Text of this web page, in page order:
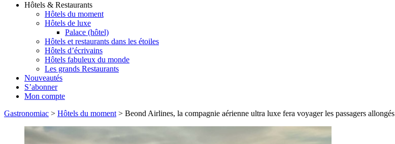
Hôtels & Restaurants
Hôtels du moment
Hôtels de luxe
Palace (hôtel)
Hôtels et restaurants dans les étoiles
Hôtels d’écrivains
Hôtels fabuleux du monde
Les grands Restaurants
Nouveautés
S’abonner
Mon compte
Gastronomiac > Hôtels du moment > Beond Airlines, la compagnie aérienne ultra luxe fera voyager les passagers allongés